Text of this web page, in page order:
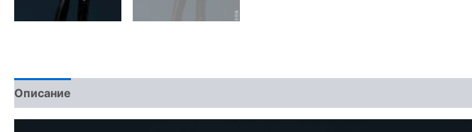
Описание